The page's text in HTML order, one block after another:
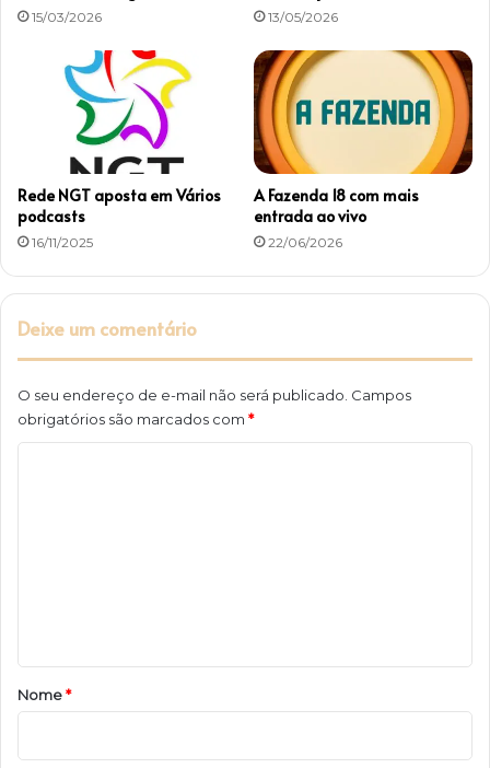
o 15/03/2026 13/05/2026
Rede NGT aposta em Vários
podcasts
16/11/2025
A Fazenda 18 com mais
entrada ao vivo
22/06/2026
Deixe um comentário
O seu endereço de e-mail não será publicado. Campos
obrigatórios são marcados com *
r
i
o
Nome*